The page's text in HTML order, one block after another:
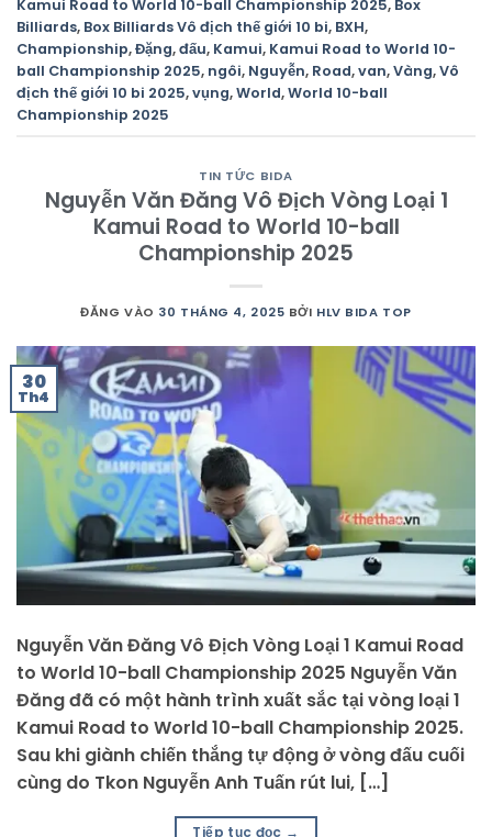
Kamui Road to World 10-ball Championship 2025, Box
Billiards, Box Billiards Vô địch thế giới 10 bi, BXH,
Championship,Đặng,đấu, Kamui, Kamui Road to World 10-
ball Championship 2025, ngôi, Nguyễn, Road,van,Vàng,Vô
địch thế giới 10 bi 2025,vụng,World,World 10-ball
Championship 2025
TIN TỨC BIDA
Nguyễn Văn Đăng Vô Địch Vòng Loại 1
Kamui Road to World 10-ball
Championship 2025
ĐĂNG VÀO 30 THÁNG 4, 2025 BỞI HLV BIDA TOP
30
Th4
Nguyễn Văn Đăng Vô Địch Vòng Loại 1 Kamui Road
to World 10-ball Championship 2025 Nguyễn Văn
Đăng đã có một hành trình xuất sắc tại vòng loại 1
Kamui Road to World 10-ball Championship 2025.
Sau khi giành chiến thắng tự động ở vòng đấu cuối
cùng do Tkon Nguyễn Anh Tuấn rút lui, […]
Tiếp tục đọc →